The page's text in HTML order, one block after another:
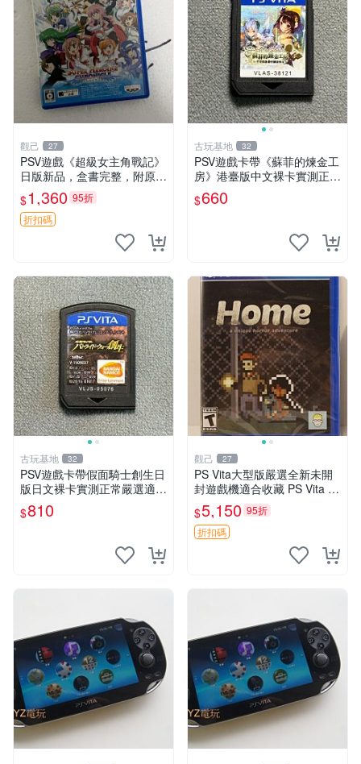
觀己 27
PSV遊戲《超級女主角戰記》
日版新品，盒書完整，附原裝
包裝，玩樂典藏款，成就全開
任你挑戰 超級女主角戰記 PS
V 游戲 日版 成就全開 DLC 全
$1,360 95折
折扣碼
古玩基地 32
PSV遊戲卡帶《蘇菲的煉金工
房》港臺版中文裸卡實測正常
嚴選直銷僅售不退不換單次2
張起享優惠 煉金工房 游戲卡
$660
古玩基地 32
PSV遊戲卡帶假面騎士創生日
版日文裸卡實測正常嚴選適合
收藏2張起享優惠 假面騎士
創生 PSV 卡帶
$810
觀己 27
PS Vita大型版嚴選全新未開
封遊戲機適合收藏 PS Vita 新
型號 家用遊戲機 直營店優選
$5,150 95折
折扣碼